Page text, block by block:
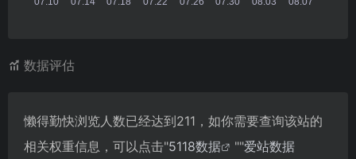
数据评估
懒得勤快浏览人数已经达到211，如你需要查询该站的
相关权重信息，可以点击"5118数据 ""爱站数据